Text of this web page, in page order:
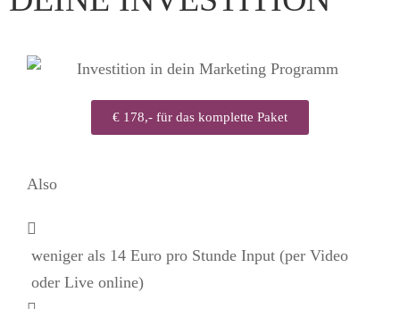
Also
weniger als 14 Euro pro Stunde Input (per Video
oder Live online)
€ 178,- für das komplette Paket